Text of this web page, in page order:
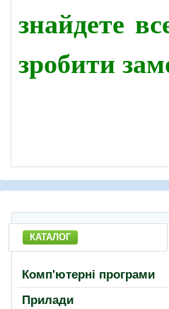
знайдете
зробити
КАТАЛОГ
Комп'ютерні програми
Прилади